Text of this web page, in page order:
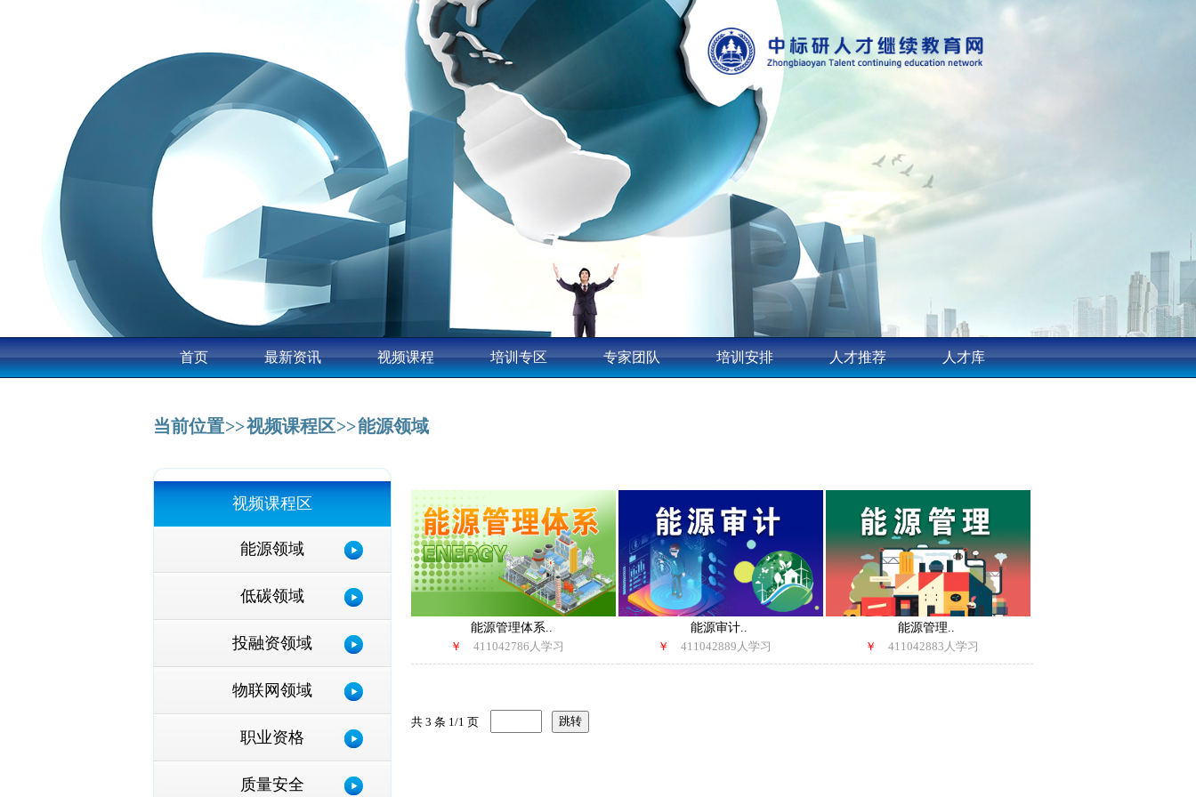
首页 最新资讯 视频课程 培训专区 专家团队 培训安排 人才推荐 人才库
当前位置 视频课程区 能源领域
视频课程区
能源领域
低碳领域
投融资领域
物联网领域
职业资格
质量安全
能源管理体系..
￥
411042786人学习
能源审计..
￥
411042889人学习
能源管理..
￥
411042883人学习
共 3 条 1/1 页 跳转